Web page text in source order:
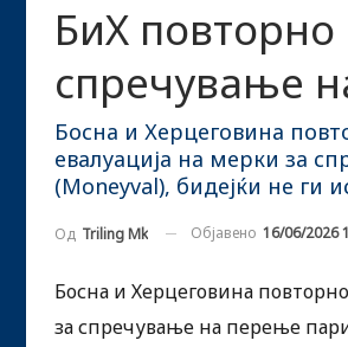
БиХ повторно
спречување
Босна и Херцеговина
евалуација на мерки за
(Moneyval), бидејќи не
Од Triling Mk Објавено 16/06/2026
Босна и Херцеговина
за спречување на перење